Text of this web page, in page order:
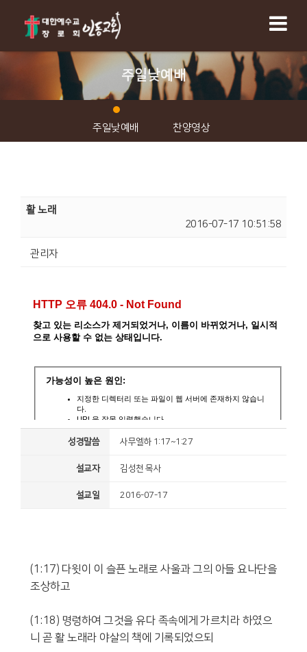
주일낮예배
주일낮예배 찬양영상
활 노래
2016-07-17 10:51:58
관리자
성경말씀 사무엘하 1:17~1:27
설교자 김성천 목사
설교일 2016-07-17
(1:17) 다윗이 이 슬픈 노래로 사울과 그의 아들 요나단을
조상하고
(1:18) 명령하여 그것을 유다 족속에게 가르치라 하였으
니 곧 활 노래라 야살의 책에 기록되었으되